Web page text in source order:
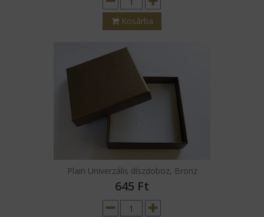
Kosárba
Plain Univerzális díszdoboz, Bronz
645 Ft